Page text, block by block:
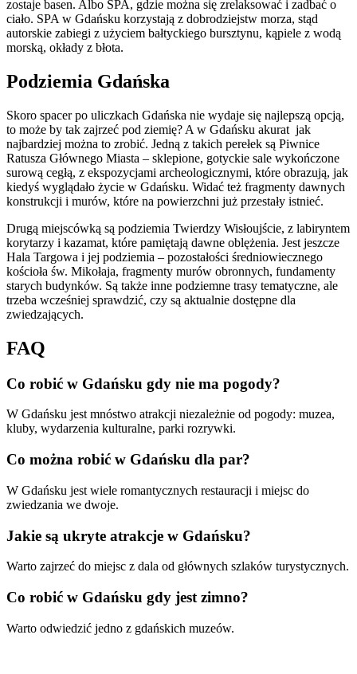
zostaje basen. Albo SPA, gdzie można się zrelaksować i zadbać o
ciało. SPA w Gdańsku korzystają z dobrodziejstw morza, stąd
autorskie zabiegi z użyciem bałtyckiego bursztynu, kąpiele z wodą
morską, okłady z błota.
Podziemia Gdańska
Skoro spacer po uliczkach Gdańska nie wydaje się najlepszą opcją,
to może by tak zajrzeć pod ziemię? A w Gdańsku akurat jak
najbardziej można to zrobić. Jedną z takich perełek są Piwnice
Ratusza Głównego Miasta – sklepione, gotyckie sale wykończone
surową cegłą, z ekspozycjami archeologicznymi, które obrazują, jak
kiedyś wyglądało życie w Gdańsku. Widać też fragmenty dawnych
konstrukcji i murów, które na powierzchni już przestały istnieć.
Drugą miejscówką są podziemia Twierdzy Wisłoujście, z labiryntem
korytarzy i kazamat, które pamiętają dawne oblężenia. Jest jeszcze
Hala Targowa i jej podziemia – pozostałości średniowiecznego
kościoła św. Mikołaja, fragmenty murów obronnych, fundamenty
starych budynków. Są także inne podziemne trasy tematyczne, ale
trzeba wcześniej sprawdzić, czy są aktualnie dostępne dla
zwiedzających.
FAQ
Co robić w Gdańsku gdy nie ma pogody?
W Gdańsku jest mnóstwo atrakcji niezależnie od pogody: muzea,
kluby, wydarzenia kulturalne, parki rozrywki.
Co można robić w Gdańsku dla par?
W Gdańsku jest wiele romantycznych restauracji i miejsc do
zwiedzania we dwoje.
Jakie są ukryte atrakcje w Gdańsku?
Warto zajrzeć do miejsc z dala od głównych szlaków turystycznych.
Co robić w Gdańsku gdy jest zimno?
Warto odwiedzić jedno z gdańskich muzeów.